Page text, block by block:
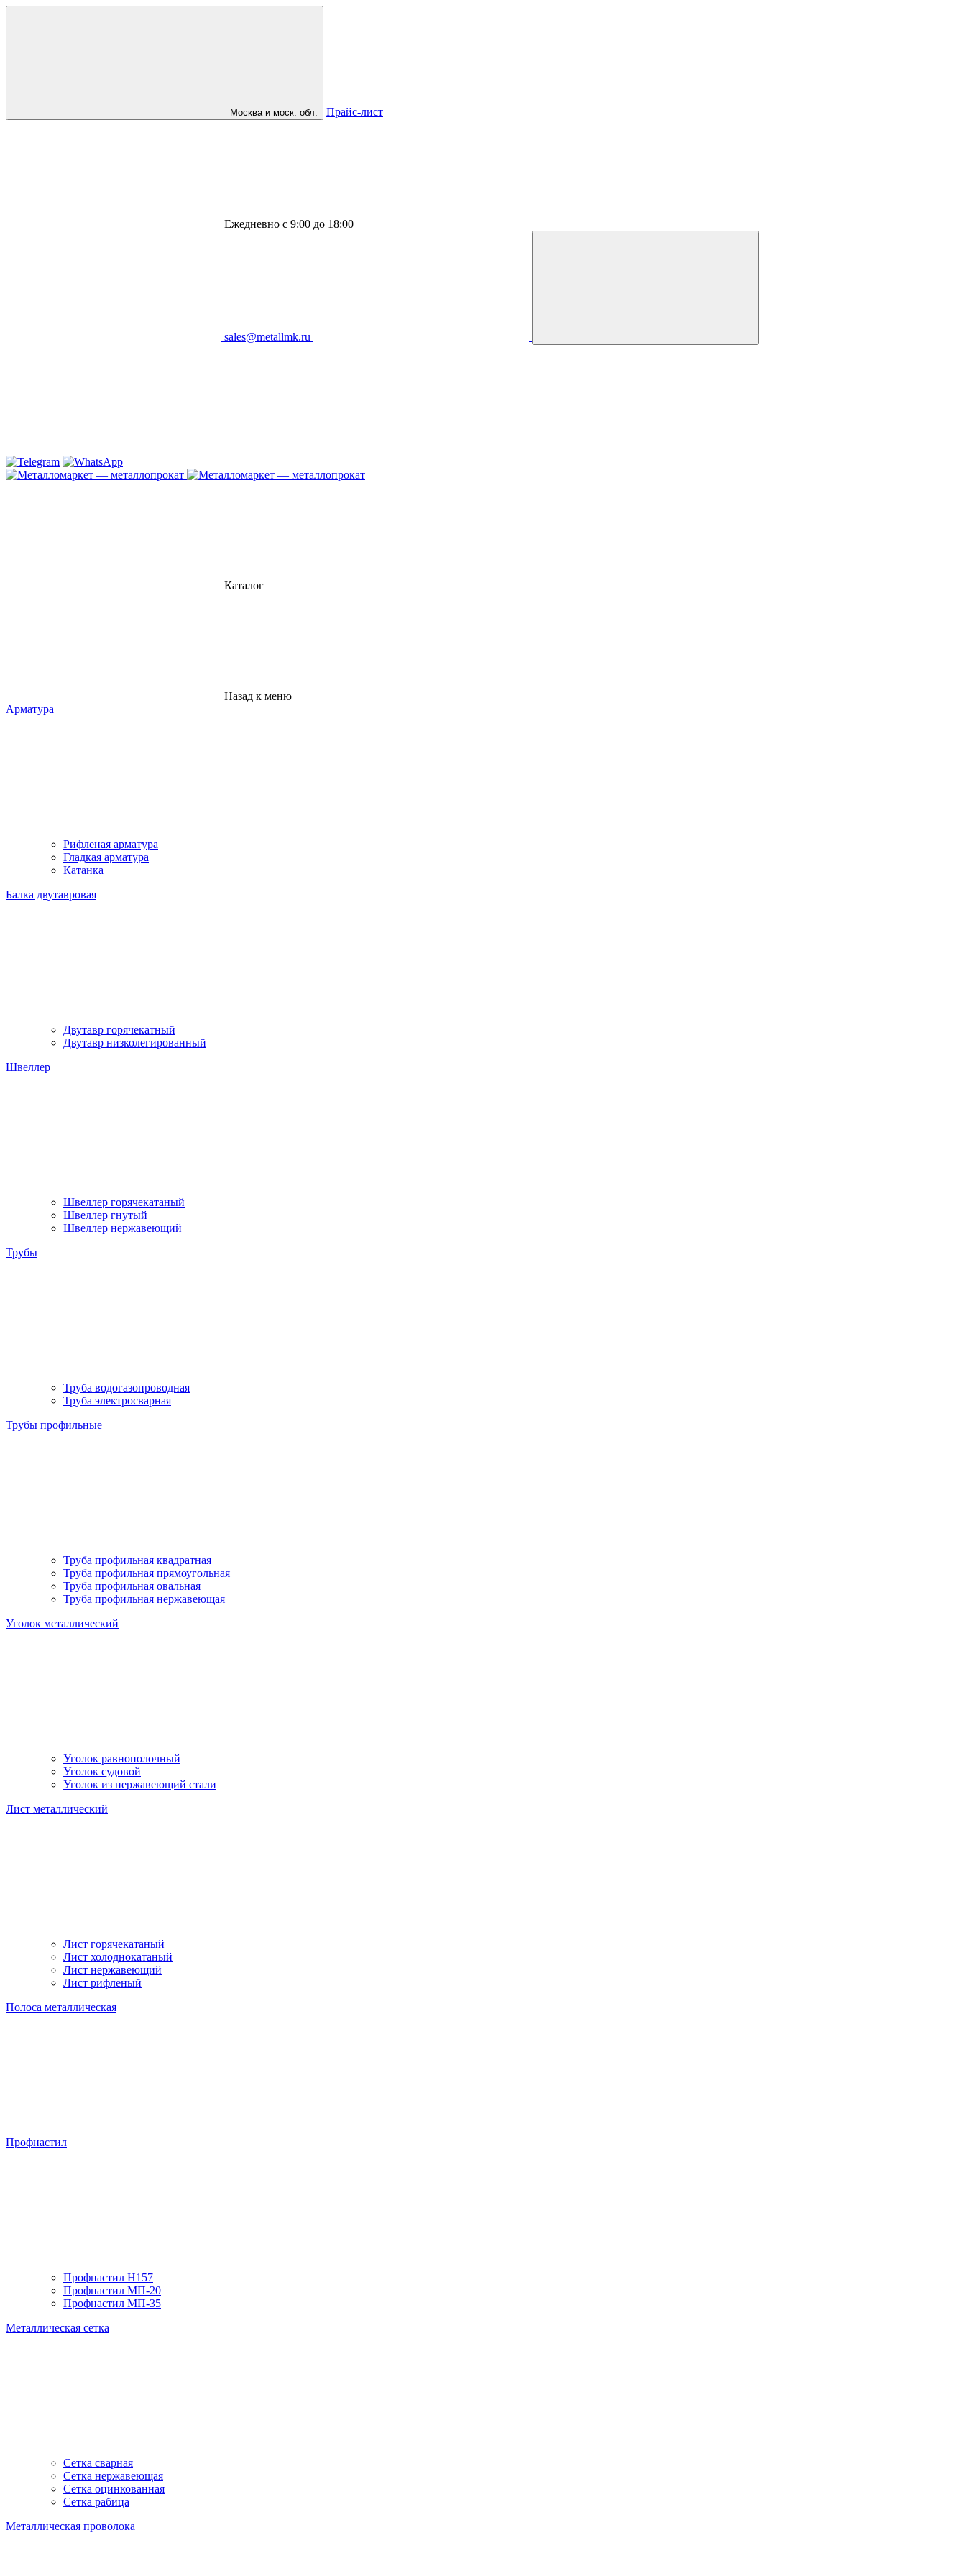
Москва и моск. обл. Прайс-лист
Ежедневно с 9:00 до 18:00
sales@metallmk.ru
Каталог
Назад к меню
Арматура
Рифленая арматура
Гладкая арматура
Катанка
Балка двутавровая
Двутавр горячекатный
Двутавр низколегированный
Швеллер
Швеллер горячекатаный
Швеллер гнутый
Швеллер нержавеющий
Трубы
Труба водогазопроводная
Труба электросварная
Трубы профильные
Труба профильная квадратная
Труба профильная прямоугольная
Труба профильная овальная
Труба профильная нержавеющая
Уголок металлический
Уголок равнополочный
Уголок судовой
Уголок из нержавеющий стали
Лист металлический
Лист горячекатаный
Лист холоднокатаный
Лист нержавеющий
Лист рифленый
Полоса металлическая
Профнастил
Профнастил H157
Профнастил МП-20
Профнастил МП-35
Металлическая сетка
Сетка сварная
Сетка нержавеющая
Сетка оцинкованная
Сетка рабица
Металлическая проволока